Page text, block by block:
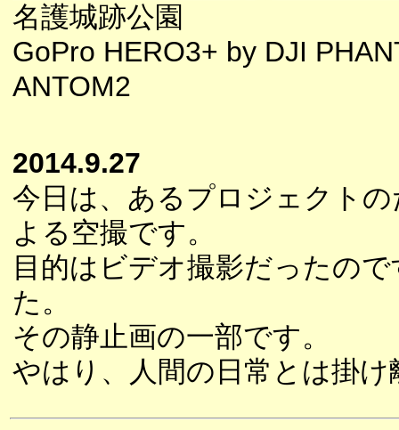
名護城跡公園
GoPro HERO3+ by DJI
ANTOM2
2014.9.27
今日は、あるプロジェクト
よる空撮です。
目的はビデオ撮影だったの
た。
その静止画の一部です。
やはり、人間の日常とは掛